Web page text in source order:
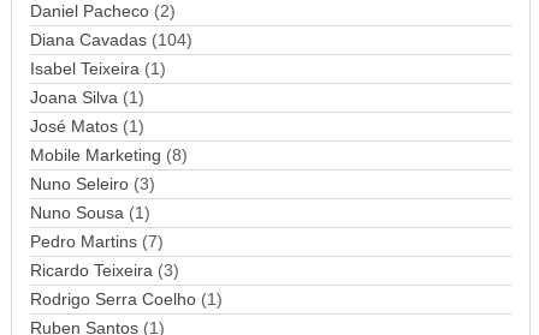
e
m
a
i
l
Daniel Pacheco(2)
Diana Cavadas(104)
Isabel Teixeira (1)
Joana Silva (1)
José Matos(1)
Mobile Marketing (8)
Nuno Seleiro(3)
Nuno Sousa (1)
Pedro Martins(7)
Ricardo Teixeira (3)
Rodrigo Serra Coelho(1)
Ruben Santos(1)